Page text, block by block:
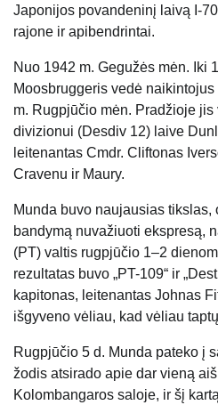
Japonijos povandeninį laivą I-
rajone ir apibendrintai.
Nuo 1942 m. Gegužės mėn. Iki
Moosbruggeris vedė
m. Rugpjūčio mėn. Pradžioje jis
divizionui (Desdiv 12) laive
leitenantas Cmdr. Cliftonas
Cravenu ir Maury.
Munda buvo naujausias tikslas,
bandymą nuvažiuoti ekspresą,
(PT) valtis rugpjūčio 1–2
rezultatas buvo „PT-109“ ir
kapitonas, leitenantas Johnas
išgyveno vėliau, kad vėliau
Rugpjūčio 5 d. Munda pateko į
žodis atsirado apie dar vieną
Kolombangaros saloje, ir šį